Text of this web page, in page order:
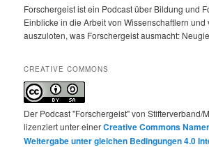
Forschergeist ist ein Podcast über Bildung und
Einblicke in die Arbeit von Wissenschaftlern und
auszuloten, was Forschergeist ausmacht:
CREATIVE COMMONS
Der Podcast "Forschergeist" von Stifterverband/
lizenziert unter einerCreative Commons
Weitergabe unter gleichen Bedingungen 4.0